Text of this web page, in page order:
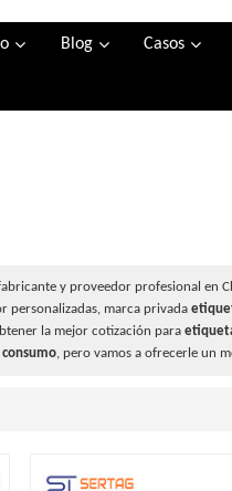
Blog Casos
y proveedor profesional en
personalizadas, marca privada
la mejor cotización para
, pero vamos a ofrecerle un